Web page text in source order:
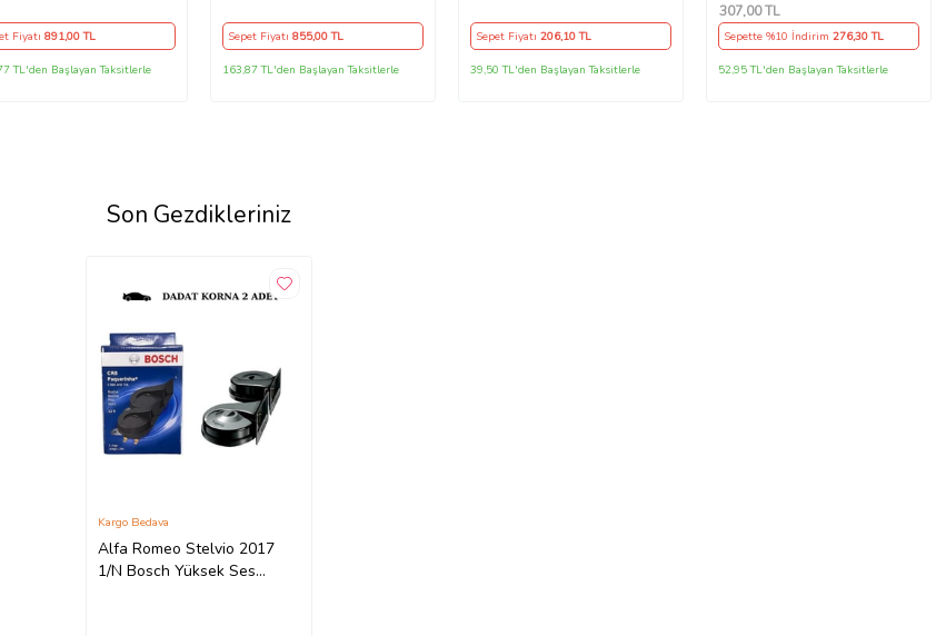
Fiyatı 891,00 TL
TL'den Başlayan Taksitlerle
Sepet Fiyatı 855,00 TL
163,87 TL'den Başlayan Taksitlerle
Sepet Fiyatı206,10 TL
39,50 TL'den Başlayan Taksitlerle
307,00 TL
Sepette %10 İndirim276,30 TL
52,95 TL'den Başlayan Taksitlerle
Son Gezdikleriniz
Alfa Romeo Stelvio 2017
1/N Bosch Yüksek Ses
Kargo Bedava